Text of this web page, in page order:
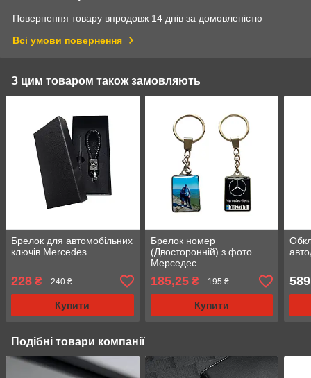
Повернення товару впродовж 14 днів за домовленістю
Всі умови повернення
З цим товаром також замовляють
Брелок для автомобільних
ключів Mercedes
228 ₴ 240 ₴
Купити
Брелок номер
(Двосторонній) з фото
Мерседес
185,25₴ 195 ₴
Купити
589
Подібні товари компанії